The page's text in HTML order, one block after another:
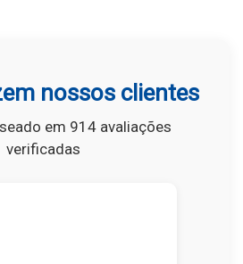
nossos clientes
em 914 avaliações
verificadas